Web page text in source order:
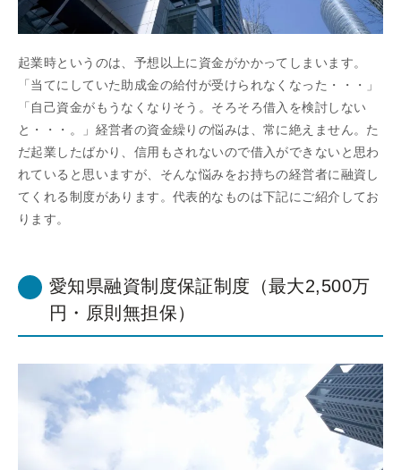
起業時というのは、予想以上に資金がかかってしまいます。
「当てにしていた助成金の給付が受けられなくなった・・・」
「自己資金がもうなくなりそう。そろそろ借入を検討しない
と・・・。」経営者の資金繰りの悩みは、常に絶えません。た
だ起業したばかり、信用もされないので借入ができないと思わ
れていると思いますが、そんな悩みをお持ちの経営者に融資し
てくれる制度があります。代表的なものは下記にご紹介してお
ります。
愛知県融資制度保証制度（最大2,500万
円・原則無担保）